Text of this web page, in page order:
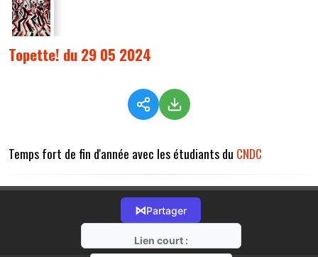
Topette! du 29 05 2024
Temps fort de fin d'année avec les étudiants du CNDC
⋈Partager
Lien court :